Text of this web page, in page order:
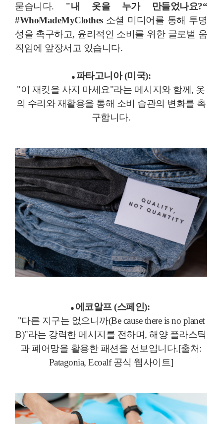
묻습니다. "내 옷을 누가 만들었나요?“
#WhoMadeMyClothes소셜 미디어를 통해 투명
성을 촉구하고, 윤리적인 소비를 위한 글로벌 움
직임에 앞장서고 있습니다.
● 파타고니아 (미국):
"이 재킷을 사지 마세요"라는 메시지와 함께, 옷
의 수리와 재활용을 통해 소비 습관의 변화를 촉
구합니다.
● 에코알프 (스페인):
"다른 지구는 없으니까(Be cause there is no planet
B)"라는 강력한 메시지를 전하며, 해양 플라스틱
과 폐어망을 활용한 패션을 선보입니다.[출처:
Patagonia, Ecoalf 공식 웹사이트]